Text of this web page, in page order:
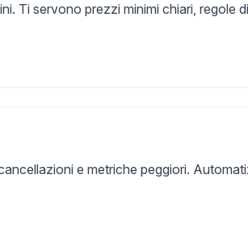
Ti servono prezzi minimi chiari, regole
e metriche peggiori.